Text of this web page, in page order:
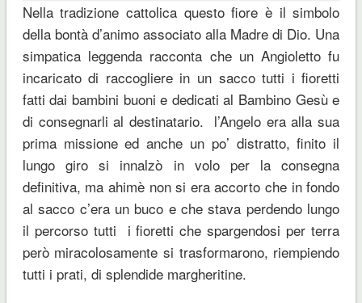
Nella tradizione cattolica questo fiore è il simbolo
della bontà d’animo associato alla Madre di Dio. Una
simpatica leggenda racconta che un Angioletto fu
incaricato di raccogliere in un sacco tutti i fioretti
fatti dai bambini buoni e dedicati al Bambino Gesù e
di consegnarli al destinatario. l’Angelo era alla sua
prima missione ed anche un po’ distratto, finito il
lungo giro si innalzò in volo per la consegna
definitiva, ma ahimè non si era accorto che in fondo
al sacco c’era un buco e che stava perdendo lungo
il percorso tutti i fioretti che spargendosi per terra
però miracolosamente si trasformarono, riempiendo
tutti i prati, di splendide margheritine.